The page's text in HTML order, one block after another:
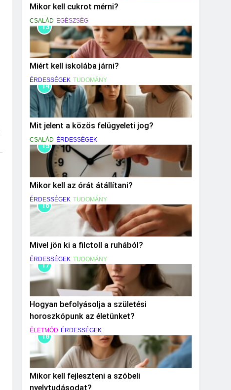
Mikor kell cukrot mérni?
CSALÁD EGÉSZSÉG
13
Miért kell iskolába járni?
ÉRDESSÉGEK TUDOMÁNY
14
Mit jelent a közös felügyeleti jog?
CSALÁD ÉRDESSÉGEK
15
Mikor kell az órát átállítani?
ÉRDESSÉGEK TUDOMÁNY
16
Mivel jön ki a filctoll a ruhából?
ÉRDESSÉGEK TUDOMÁNY
17
Hogyan befolyásolja a születési
horoszkópunk az életünket?
ÉLETMÓD ÉRDESSÉGEK
18
Mikor kell fejleszteni a szóbeli
nyelvtudásodat?